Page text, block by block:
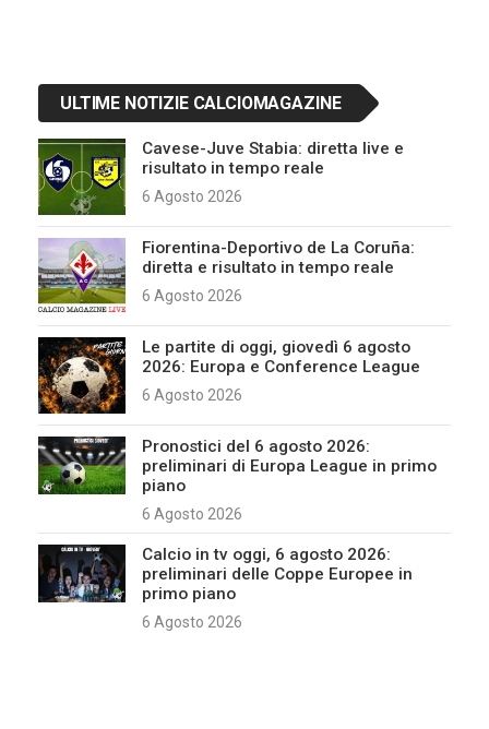
ULTIME NOTIZIE CALCIOMAGAZINE
Cavese-Juve Stabia: diretta live e
risultato in tempo reale
6 Agosto 2026
Fiorentina-Deportivo de La Coruña:
diretta e risultato in tempo reale
6 Agosto 2026
Le partite di oggi, giovedì 6 agosto
2026: Europa e Conference League
6 Agosto 2026
Pronostici del 6 agosto 2026:
preliminari di Europa League in primo
piano
6 Agosto 2026
Calcio in tv oggi, 6 agosto 2026:
preliminari delle Coppe Europee in
primo piano
6 Agosto 2026